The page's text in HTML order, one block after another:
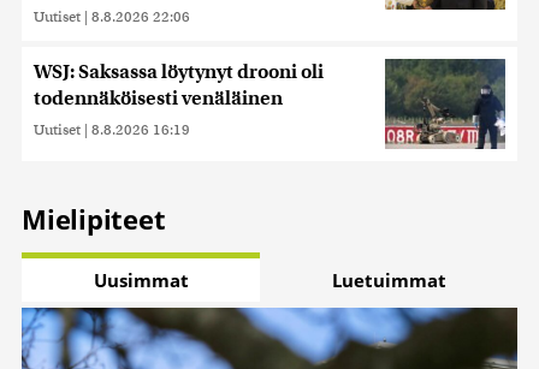
Uutiset | 8.8.2026 22:06
WSJ: Saksassa löytynyt drooni oli
todennäköisesti venäläinen
Uutiset | 8.8.2026 16:19
Mielipiteet
Uusimmat Luetuimmat